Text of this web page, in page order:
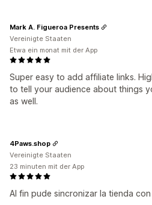
Super easy to add affiliate links.
to tell your audience about things
as well.
Mark A. Figueroa Presents
Vereinigte Staaten
Etwa ein monat mit der App
Al fin pude sincronizar la tienda
4Paws.shop
Vereinigte Staaten
23 minuten mit der App